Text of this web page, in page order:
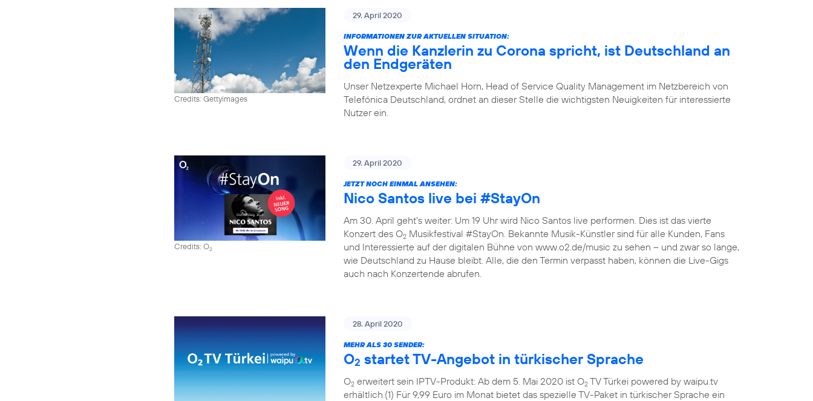
Credits: Gettyimages
29. April 2020
INFORMATIONEN ZUR AKTUELLEN SITUATION:
Wenn die Kanzlerin zu Corona spricht, ist Deutschland an
den Endgeräten
Unser Netzexperte Michael Horn, Head of Service Quality Management im Netzbereich von
Telefónica Deutschland, ordnet an dieser Stelle die wichtigsten Neuigkeiten für interessierte
Nutzer ein.
Credits: O2
29. April 2020
JETZT NOCH EINMAL ANSEHEN:
Nico Santos live bei #StayOn
Am 30. April geht’s weiter: Um 19 Uhr wird Nico Santos live performen. Dies ist das vierte
Konzert des O2 Musikfestival #StayOn. Bekannte Musik-Künstler sind für alle Kunden, Fans
und Interessierte auf der digitalen Bühne von www.o2.de/music zu sehen – und zwar so lange,
wie Deutschland zu Hause bleibt. Alle, die den Termin verpasst haben, können die Live-Gigs
auch nach Konzertende abrufen.
28. April 2020
MEHR ALS 30 SENDER:
O2 startet TV-Angebot in türkischer Sprache
O2 erweitert sein IPTV-Produkt: Ab dem 5. Mai 2020 ist O2 TV Türkei powered by waipu.tv
erhältlich.(1) Für 9,99 Euro im Monat bietet das spezielle TV-Paket in türkischer Sprache ein